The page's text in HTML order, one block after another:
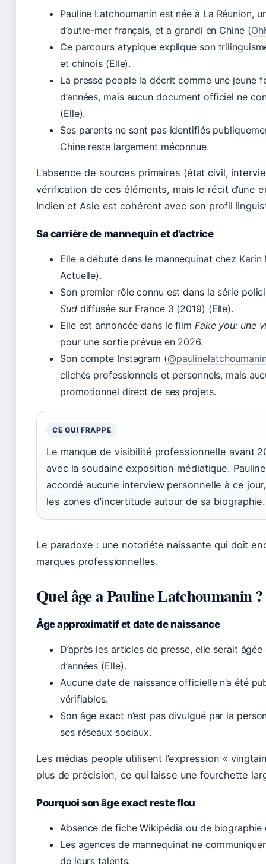
Pauline Latchoumanin est née à La Réunion,
d’outre-mer français, et a grandi en Chine (
Ce parcours atypique explique son
et chinois (Elle).
La presse people la décrit comme une jeune
d’années, mais aucun document officiel ne
(Elle).
Ses parents ne sont pas identifiés
Chine reste largement méconnue.
L’absence de sources primaires (état civil,
vérification de ces éléments, mais le récit d’une
Indien et Asie est cohérent avec son profil
Sa carrière de mannequin et d’actrice
Elle a débuté dans le mannequinat chez Karin
Actuelle).
Son premier rôle connu est dans la série
Suddiffusée sur France 3 (2019) (Elle).
Elle est annoncée dans le film Fake you: une
pour une sortie prévue en 2026.
Son compte Instagram (
clichés professionnels et personnels, mais
promotionnel direct de ses projets.
CE QUI FRAPPE
Le manque de visibilité professionnelle avant
avec la soudaine exposition médiatique.
accordé aucune interview personnelle à ce
les zones d’incertitude autour de sa biographie.
Le paradoxe : une notoriété naissante qui doit
marques professionnelles.
Quel âge a Pauline Latchoumanin ?
Âge approximatif et date de naissance
D’après les articles de presse, elle serait âgée
d’années (Elle).
Aucune date de naissance officielle n’a été
vérifiables.
Son âge exact n’est pas divulgué par la
ses réseaux sociaux.
Les médias people utilisent l’expression «
plus de précision, ce qui laisse une fourchette
Pourquoi son âge exact reste flou
Absence de fiche Wikipédia ou de biographie
Les agences de mannequinat ne
de leurs talents.